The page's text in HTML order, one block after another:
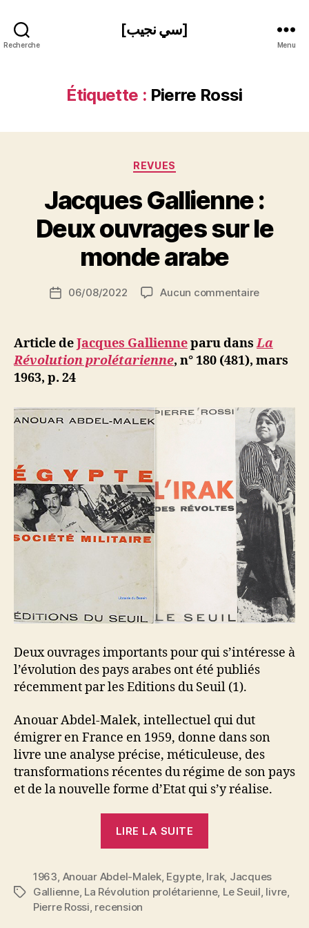
Recherche
[سي نجيب]
Menu
Étiquette : Pierre Rossi
Catégories
REVUES
Jacques Gallienne :
Deux ouvrages sur le
monde arabe
de
a
S
N
ji
b
Date06/08/2022 Aucun commentairesur
:
Deux
ouvrages
monde
arabe
Article deJacques Gallienneparu dansLa
Révolution prolétarienne, n° 180 (481), mars
1963, p. 24
Deux ouvrages importants pour qui s’intéresse à
l’évolution des pays arabes ont été publiés
récemment par les Editions du Seuil (1).
Anouar Abdel-Malek, intellectuel qui dut
émigrer en France en 1959, donne dans son
livre une analyse précise, méticuleuse, des
transformations récentes du régime de son pays
et de la nouvelle forme d’Etat qui s’y réalise.
LIRE LA SUITE
Deux
ouvrages
Étiquettes
1963, Anouar Abdel-Malek, Egypte, Irak, Jacques
Gallienne, La Révolution prolétarienne, Le Seuil, livre,
Pierre Rossi, recension